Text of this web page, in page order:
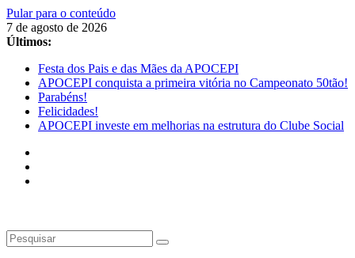
Pular para o conteúdo
7 de agosto de 2026
Últimos:
Festa dos Pais e das Mães da APOCEPI
APOCEPI conquista a primeira vitória no Campeonato 50tão!
Parabéns!
Felicidades!
APOCEPI investe em melhorias na estrutura do Clube Social